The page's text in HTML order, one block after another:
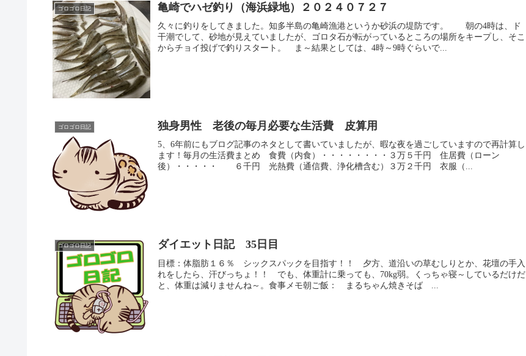
ゴロゴロ日記 亀崎でハゼ釣り（海浜緑地）２０２４０７２７
久々に釣りをしてきました。知多半島の亀崎漁港というか砂浜の堤防です。 朝の4時は、ド
干潮でして、砂地が見えていましたが、ゴロタ石が転がっているところの場所をキープし、そこ
からチョイ投げで釣りスタート。 ま～結果としては、4時～9時ぐらいで...
ゴロゴロ日記 独身男性 老後の毎月必要な生活費 皮算用
5、6年前にもブログ記事のネタとして書いていましたが、暇な夜を過ごしていますので再計算し
ます！毎月の生活費まとめ 食費（内食）・・・・・・・・３万５千円 住居費（ローン
後）・・・・・ ６千円 光熱費（通信費、浄化槽含む）３万２千円 衣服（...
ゴロゴロ日記 ダイエット日記 35日目
目標：体脂肪１６％ シックスパックを目指す！！ 夕方、道沿いの草むしりとか、花壇の手入
れをしたら、汗びっちょ！！ でも、体重計に乗っても、70kg弱。くっちゃ寝～しているだけだ
と、体重は減りませんね～。食事メモ朝ご飯： まるちゃん焼きそば ...